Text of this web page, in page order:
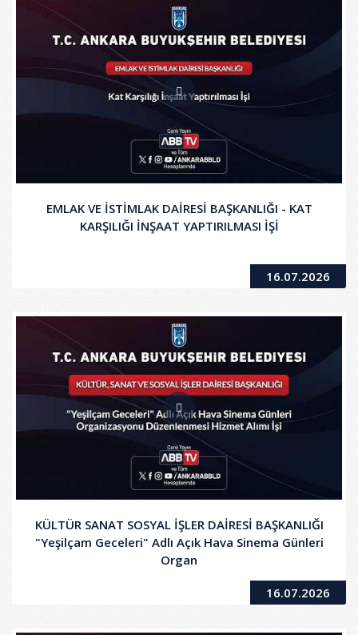
EMLAK VE İSTİMLAK DAİRESİ BAŞKANLIĞI - KAT
KARŞILIĞI İNŞAAT YAPTIRILMASI İŞİ
16.07.2026
KÜLTÜR SANAT SOSYAL İŞLER DAİRESİ BAŞKANLIĞI
"Yeşilçam Geceleri" Adlı Açık Hava Sinema Günleri
Organ
16.07.2026